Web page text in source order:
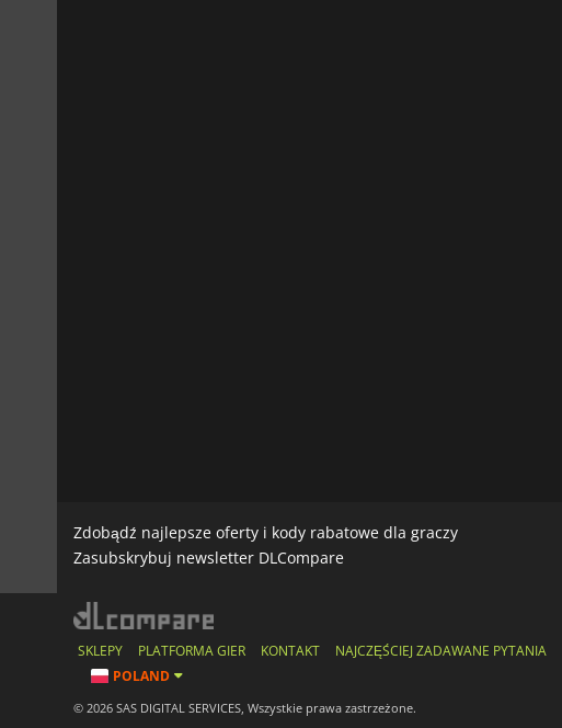
Zdobądź najlepsze oferty i kody rabatowe dla graczy
Zasubskrybuj newsletter DLCompare
SKLEPY PLATFORMA GIER KONTAKT NAJCZĘŚCIEJ ZADAWANE PYTANIA
POLAND
© 2026 SAS DIGITAL SERVICES, Wszystkie prawa zastrzeżone.